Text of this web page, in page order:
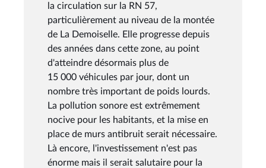
la circulation sur la RN 57,
particulièrement au niveau de la montée
de La Demoiselle. Elle progresse depuis
des années dans cette zone, au point
d'atteindre désormais plus de
15 000 véhicules par jour, dont un
nombre très important de poids lourds.
La pollution sonore est extrêmement
nocive pour les habitants, et la mise en
place de murs antibruit serait nécessaire.
Là encore, l'investissement n'est pas
énorme mais il serait salutaire pour la